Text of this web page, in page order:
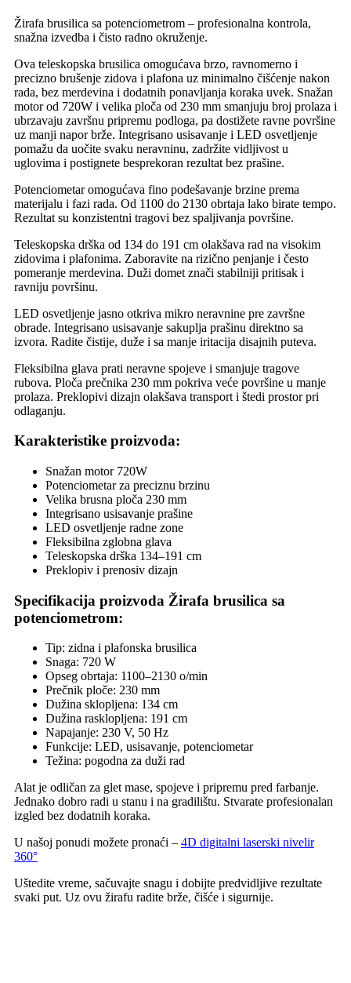
Žirafa brusilica sa potenciometrom – profesionalna kontrola,
snažna izvedba i čisto radno okruženje.
Ova teleskopska brusilica omogućava brzo, ravnomerno i
precizno brušenje zidova i plafona uz minimalno čišćenje nakon
rada, bez merdevina i dodatnih ponavljanja koraka uvek. Snažan
motor od 720W i velika ploča od 230 mm smanjuju broj prolaza i
ubrzavaju završnu pripremu podloga, pa dostižete ravne površine
uz manji napor brže. Integrisano usisavanje i LED osvetljenje
pomažu da uočite svaku neravninu, zadržite vidljivost u
uglovima i postignete besprekoran rezultat bez prašine.
Potenciometar omogućava fino podešavanje brzine prema
materijalu i fazi rada. Od 1100 do 2130 obrtaja lako birate tempo.
Rezultat su konzistentni tragovi bez spaljivanja površine.
Teleskopska drška od 134 do 191 cm olakšava rad na visokim
zidovima i plafonima. Zaboravite na rizično penjanje i često
pomeranje merdevina. Duži domet znači stabilniji pritisak i
ravniju površinu.
LED osvetljenje jasno otkriva mikro neravnine pre završne
obrade. Integrisano usisavanje sakuplja prašinu direktno sa
izvora. Radite čistije, duže i sa manje iritacija disajnih puteva.
Fleksibilna glava prati neravne spojeve i smanjuje tragove
rubova. Ploča prečnika 230 mm pokriva veće površine u manje
prolaza. Preklopivi dizajn olakšava transport i štedi prostor pri
odlaganju.
Karakteristike proizvoda:
Snažan motor 720W
Potenciometar za preciznu brzinu
Velika brusna ploča 230 mm
Integrisano usisavanje prašine
LED osvetljenje radne zone
Fleksibilna zglobna glava
Teleskopska drška 134–191 cm
Preklopiv i prenosiv dizajn
Specifikacija proizvoda Žirafa brusilica sa
potenciometrom:
Tip: zidna i plafonska brusilica
Snaga: 720 W
Opseg obrtaja: 1100–2130 o/min
Prečnik ploče: 230 mm
Dužina sklopljena: 134 cm
Dužina rasklopljena: 191 cm
Napajanje: 230 V, 50 Hz
Funkcije: LED, usisavanje, potenciometar
Težina: pogodna za duži rad
Alat je odličan za glet mase, spojeve i pripremu pred farbanje.
Jednako dobro radi u stanu i na gradilištu. Stvarate profesionalan
izgled bez dodatnih koraka.
U našoj ponudi možete pronaći – 4D digitalni laserski nivelir
360°
Uštedite vreme, sačuvajte snagu i dobijte predvidljive rezultate
svaki put. Uz ovu žirafu radite brže, čišće i sigurnije.